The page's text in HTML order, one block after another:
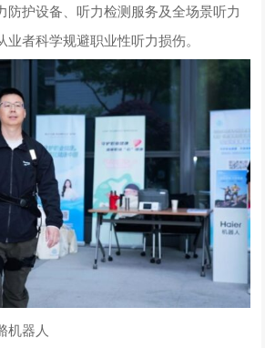
防护设备、听力检测服务及全场景听力
者科学规避职业性听力损伤。
机器人